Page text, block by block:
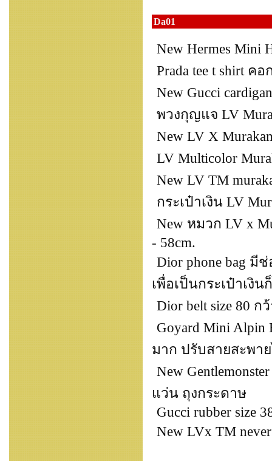
Da01
New Hermes Mini
Prada tee t shirt
New Gucci
พวงกุญแจ LV
New LV X
LV Multicolor
New LV TM
กระเป๋าเงิน LV
New หมวก LV x
- 58cm.
Dior phone bag
เพื่อเป็นกระเป๋าเงิน
Dior belt size 80 ก
Goyard Mini Alpin
มาก ปรับสายสะพา
New
แว่น ถุงกระดาษ
Gucci rubber size
New LVx TM